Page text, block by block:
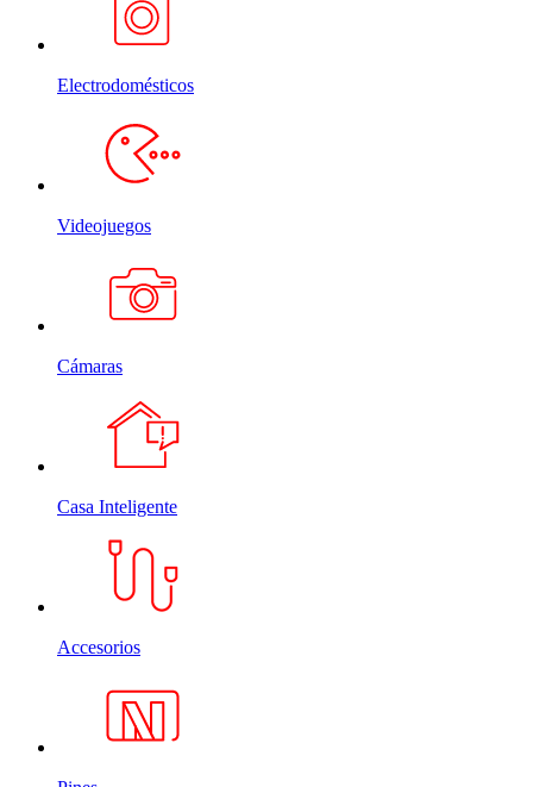
Electrodomésticos
Videojuegos
Cámaras
Casa Inteligente
Accesorios